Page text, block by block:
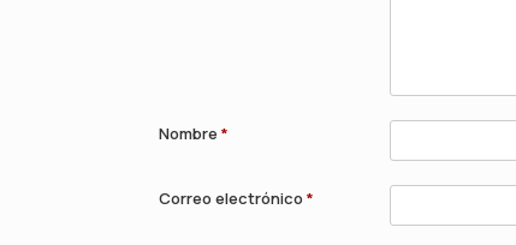
Nombre *
Correo electrónico *